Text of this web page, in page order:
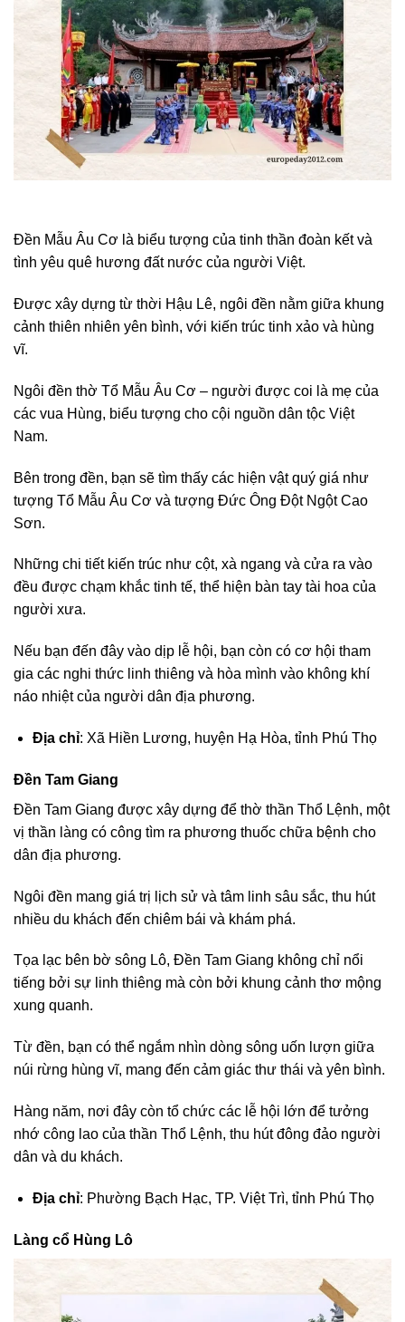
Đền Mẫu Âu Cơ là biểu tượng của tinh thần đoàn kết và
tình yêu quê hương đất nước của người Việt.
Được xây dựng từ thời Hậu Lê, ngôi đền nằm giữa khung
cảnh thiên nhiên yên bình, với kiến trúc tinh xảo và hùng
vĩ.
Ngôi đền thờ Tổ Mẫu Âu Cơ – người được coi là mẹ của
các vua Hùng, biểu tượng cho cội nguồn dân tộc Việt
Nam.
Bên trong đền, bạn sẽ tìm thấy các hiện vật quý giá như
tượng Tổ Mẫu Âu Cơ và tượng Đức Ông Đột Ngột Cao
Sơn.
Những chi tiết kiến trúc như cột, xà ngang và cửa ra vào
đều được chạm khắc tinh tế, thể hiện bàn tay tài hoa của
người xưa.
Nếu bạn đến đây vào dịp lễ hội, bạn còn có cơ hội tham
gia các nghi thức linh thiêng và hòa mình vào không khí
náo nhiệt của người dân địa phương.
Địa chỉ: Xã Hiền Lương, huyện Hạ Hòa, tỉnh Phú Thọ
Đền Tam Giang
Đền Tam Giang được xây dựng để thờ thần Thổ Lệnh, một
vị thần làng có công tìm ra phương thuốc chữa bệnh cho
dân địa phương.
Ngôi đền mang giá trị lịch sử và tâm linh sâu sắc, thu hút
nhiều du khách đến chiêm bái và khám phá.
Tọa lạc bên bờ sông Lô, Đền Tam Giang không chỉ nổi
tiếng bởi sự linh thiêng mà còn bởi khung cảnh thơ mộng
xung quanh.
Từ đền, bạn có thể ngắm nhìn dòng sông uốn lượn giữa
núi rừng hùng vĩ, mang đến cảm giác thư thái và yên bình.
Hàng năm, nơi đây còn tổ chức các lễ hội lớn để tưởng
nhớ công lao của thần Thổ Lệnh, thu hút đông đảo người
dân và du khách.
Địa chỉ: Phường Bạch Hạc, TP. Việt Trì, tỉnh Phú Thọ
Làng cổ Hùng Lô